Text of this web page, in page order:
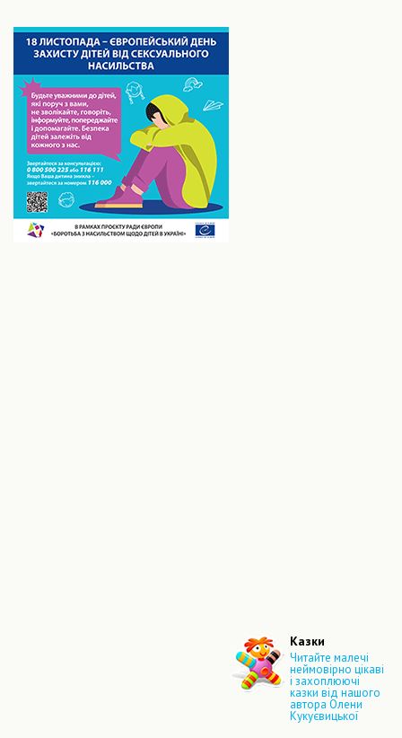
Казки
Читайте малечі
неймовірно цікаві
і захоплюючі
казки від нашого
автора Олени
Кукуєвицької